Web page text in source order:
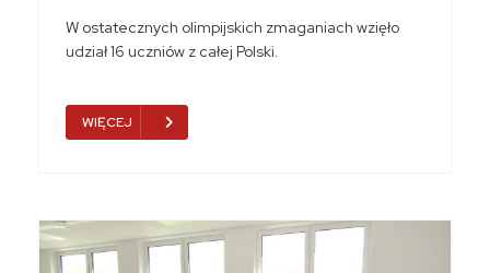
W ostatecznych olimpijskich zmaganiach wzięło
udział 16 uczniów z całej Polski.
WIĘCEJ